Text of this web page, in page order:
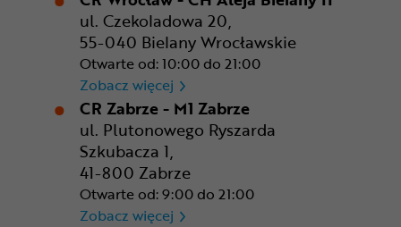
ul. Czekoladowa 20,
55-040 Bielany Wrocławskie
Otwarte od: 10:00 do 21:00
Zobacz więcej CR Wrocław - CH Aleja
CR Zabrze - M1 Zabrze
ul. Plutonowego Ryszarda
Szkubacza 1,
41-800 Zabrze
Otwarte od: 9:00 do 21:00
Zobacz więcej CR Zabrze - M1 Zabrze